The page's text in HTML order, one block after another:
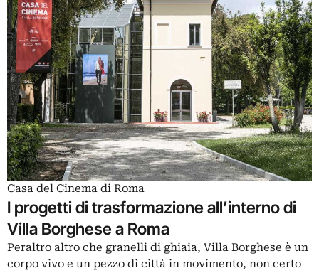
Casa del Cinema di Roma
I progetti di trasformazione all’interno di
Villa Borghese a Roma
Peraltro altro che granelli di ghiaia, Villa Borghese è un
corpo vivo e un pezzo di città in movimento, non certo